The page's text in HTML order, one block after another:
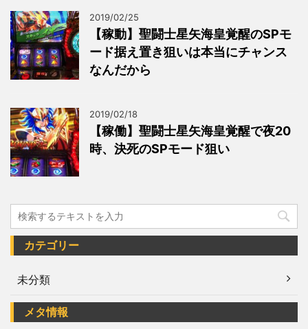
2019/02/25
【稼動】聖闘士星矢海皇覚醒のSPモ
ード据え置き狙いは本当にチャンス
なんだから
2019/02/18
【稼働】聖闘士星矢海皇覚醒で夜20
時、決死のSPモード狙い
カテゴリー
未分類
メタ情報